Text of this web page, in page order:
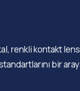
renkli kontakt
bir